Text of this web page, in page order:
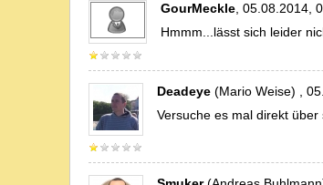
GourMeckle, 05.08.2014,
Hmmm...lässt sich leider
Deadeye (Mario Weise) ,
Versuche es mal direkt